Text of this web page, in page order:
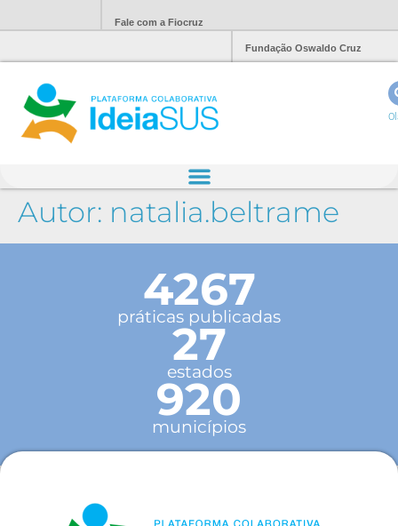
Fale com a Fiocruz
Fundação Oswaldo Cruz
Autor: natalia.beltrame
4267
práticas publicadas
27
estados
920
municípios